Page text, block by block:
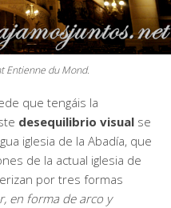
Entienne du Mond.
que tengáis la
desequilibrio visual se
iglesia de la Abadía, que
de la actual iglesia de
por tres formas
en forma de arco y